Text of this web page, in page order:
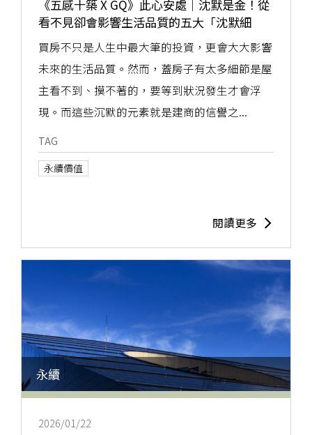
《五感十築 X GQ》此心安處｜沈默是金！從
看不見卻會影響生活品質的五大「沈默細
節」，找到好宅祕密決勝點
買房不只是人生中最大筆的投資，更會大大影響
未來的生活品質。然而，蓋房子有太多細節是屋
主看不到、摸不著的，要等到狀況發生才會浮
現。而這些沉默的元素就是建商的信譽之...
TAG
永續價值
閱讀更多
永續
2026/01/22